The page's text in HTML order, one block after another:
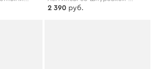
2 390 руб.